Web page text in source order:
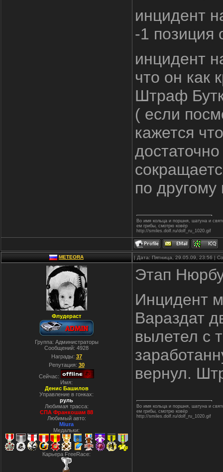
инцидент
-1 позиция
инцидент
что он как
Штраф
( если
кажется
по
Во имя кольца и поршня, шатуна и
ем грибы, смотрю ковёр
http://smiles.dolf.ru/dolf_ru_1020.gif
METEORA | Дата: Пятница, 29.05.09, 23:56 |
Флудераст
Группа: Администраторы
Сообщений: 4928
Награды: 37
Репутация: 30
Сейчас:
Имя:
Денис Башилов
Управление в гонках:
руль
Любимая трасса:
СПА Франкошам 88
Любимый авто:
Miura
Медальки:
Карьера FreeRace:
Этап
Инцидент
Вараздат
вылетел с
вернул.
Во имя кольца и поршня, шатуна и
ем грибы, смотрю ковёр
http://smiles.dolf.ru/dolf_ru_1020.gif